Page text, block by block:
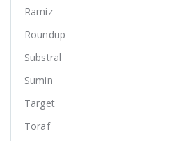
Ramiz
Roundup
Substral
Sumin
Target
Toraf